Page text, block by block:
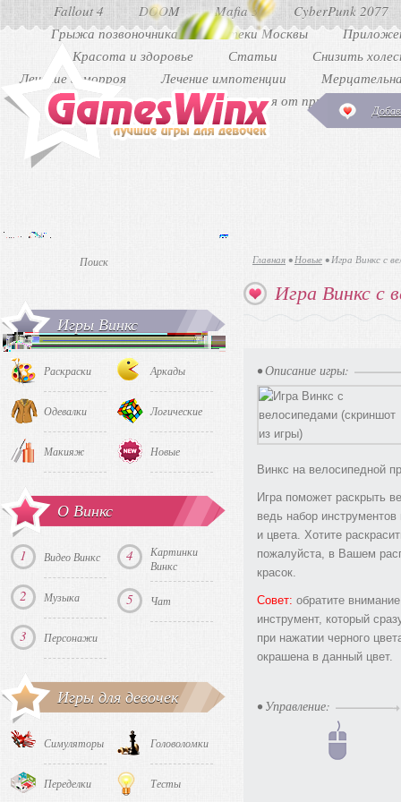
Fallout 4 DOOM Mafia 3
CyberPunk 2077
Грыжа позвоночника
Аптеки Москвы
Красота и здоровье
Статьи
Снизить
Лечение геморроя
Лечение импотенции
Как избавиться от прыщей
Главная • Новые • Игра Винкс с
Игра Винкс с
• Описание игры:
Винкс на велосипедной
Игра поможет раскрыть
ведь набор
и цвета. Хотите
пожалуйста, в Вашем
красок.
Совет: обратите
инструмент, который
при нажатии черного
окрашена в данный цвет.
• Управление:
Игры Винкс
Раскраски
Одевалки
Макияж
Аркады
Логические
Новые
О Винкс
1 Видео Винкс
2 Музыка
3 Персонажи
4
Картинки
Винкс
5 Чат
Игры для девочек
Симуляторы
Переделки
Головоломки
Тесты